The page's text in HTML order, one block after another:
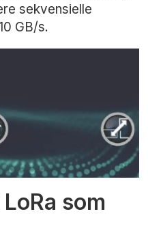
sekvensielle
GB/s.
som